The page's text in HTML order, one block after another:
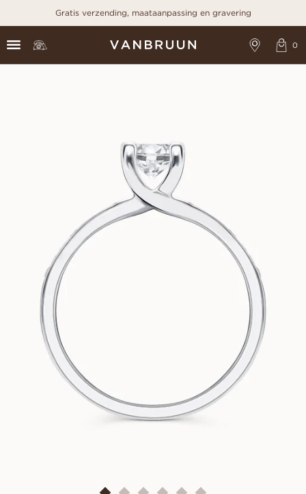
Gratis verzending, maataanpassing en gravering